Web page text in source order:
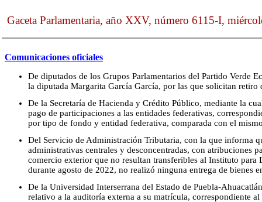
Gaceta Parlamentaria, año XXV, número 6115-I,
Comunicaciones oficiales
De diputados de los Grupos Parlamentarios del Partido Verde
la diputada Margarita García García, por las que solicitan retiro
De la Secretaría de Hacienda y Crédito Público, mediante la
pago de participaciones a las entidades federativas,
por tipo de fondo y entidad federativa, comparada con el
Del Servicio de Administración Tributaria, con la que informa
administrativas centrales y desconcentradas, con atribuciones
comercio exterior que no resultan transferibles al Instituto para
durante agosto de 2022, no realizó ninguna entrega de bienes
De la Universidad Interserrana del Estado de Puebla-
relativo a la auditoría externa a su matrícula, correspondiente